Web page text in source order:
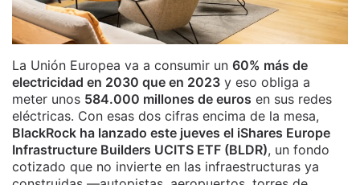
La Unión Europea va a consumir un 60% más de
electricidad en 2030 que en 2023 y eso obliga a
meter unos 584.000 millones de euros en sus redes
eléctricas. Con esas dos cifras encima de la mesa,
BlackRock ha lanzado este jueves el iShares Europe
Infrastructure Builders UCITS ETF (BLDR), un fondo
cotizado que no invierte en las infraestructuras ya